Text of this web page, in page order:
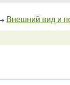
Внешний вид и